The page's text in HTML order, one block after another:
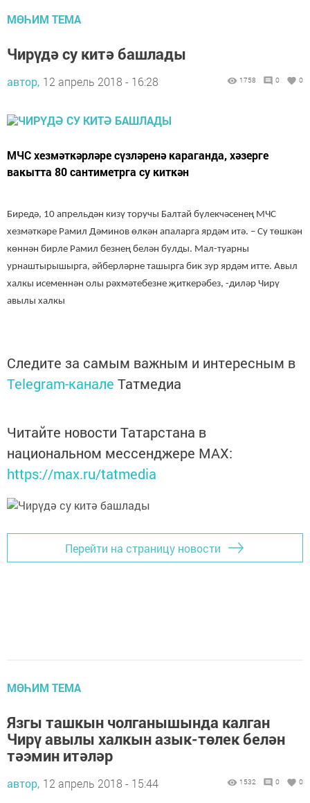
МӨҺИМ ТЕМА
Чирүдә су китә башлады
автор, 12 апрель 2018 - 16:28 1758 0 0
МЧС хезмәткәрләре сүзләренә караганда, хәзерге
вакытта 80 сантиметрга су киткән
Биредә, 10 апрельдән кизү торучы Балтай бүлекчәсенең МЧС
хезмәткәре Рамил Дәминов өлкән апаларга ярдәм итә. – Су төшкән
көннән бирле Рамил безнең белән булды. Мал-туарны
урнаштырышырга, әйберләрне ташырга бик зур ярдәм итте. Авыл
халкы исеменнән олы рәхмәтебезне җиткерәбез, -диләр Чирү
авылы халкы
Следите за самым важным и интересным в
Telegram-канале Татмедиа
Читайте новости Татарстана в
национальном мессенджере MАХ:
https://max.ru/tatmedia
Перейти на страницу новости
МӨҺИМ ТЕМА
Язгы ташкын чолганышында калган
Чирү авылы халкын азык-төлек белән
тәэмин итәләр
автор, 12 апрель 2018 - 15:44 1532 0 0